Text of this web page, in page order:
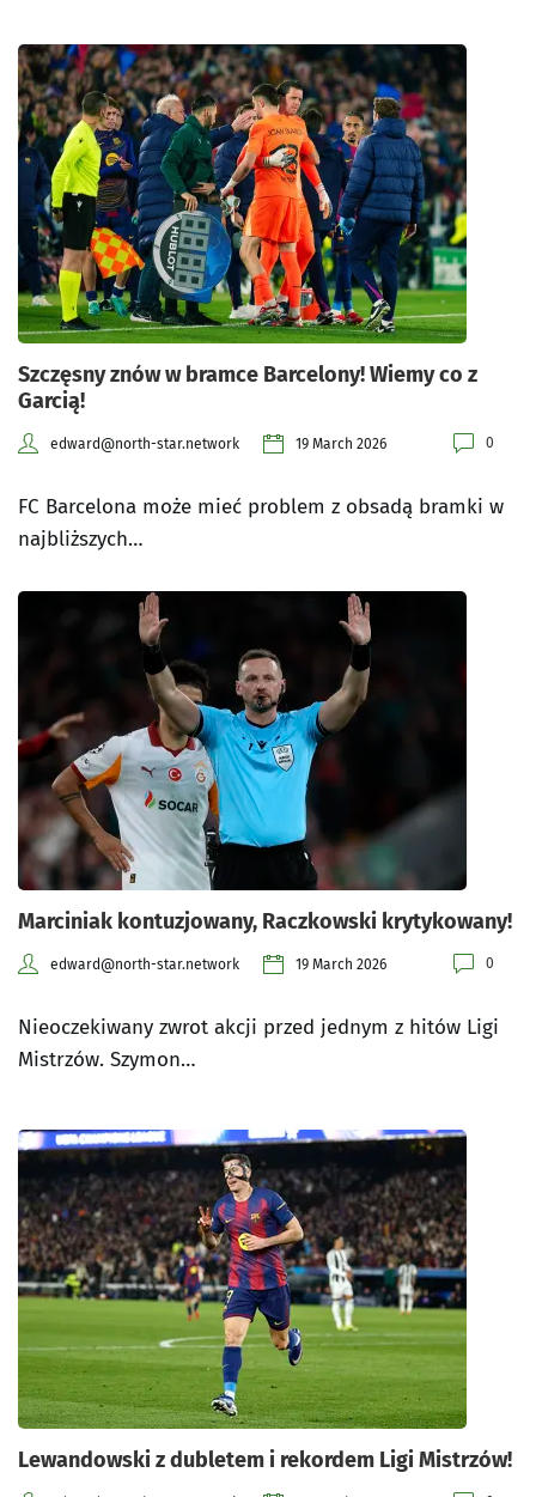
Szczęsny znów w bramce Barcelony! Wiemy co z
Garcią!
edward@north-star.network 19 March 2026 0
FC Barcelona może mieć problem z obsadą bramki w
najbliższych…
Marciniak kontuzjowany, Raczkowski krytykowany!
edward@north-star.network 19 March 2026 0
Nieoczekiwany zwrot akcji przed jednym z hitów Ligi
Mistrzów. Szymon…
Lewandowski z dubletem i rekordem Ligi Mistrzów!